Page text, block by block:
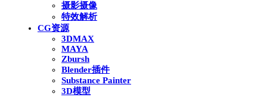
摄影摄像
特效解析
CG资源
3DMAX
MAYA
Zbursh
Blender插件
Substance Painter
3D模型